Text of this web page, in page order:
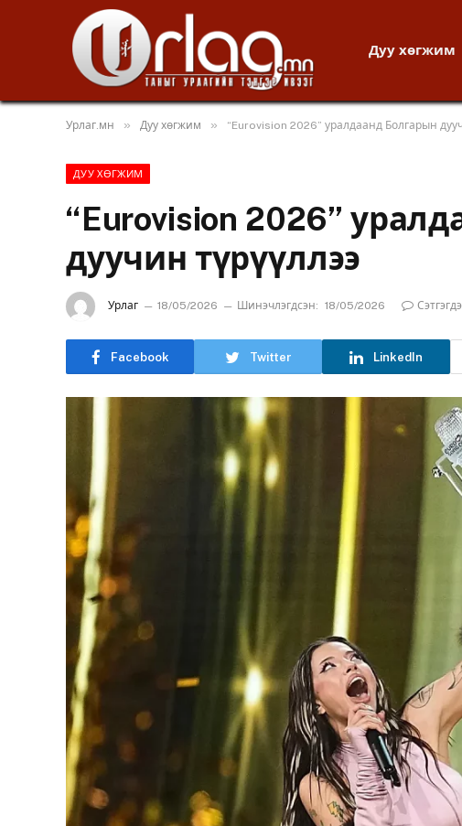
Дуу хөгжим
Урлаг.мн » Дуу хөгжим » “Eurovision 2026” уралдаанд Болгарын
ДУУ ХӨГЖИМ
“Eurovision 2026”
дуучин түрүүллээ
Урлаг 18/05/2026 Шинэчлэгдсэн: 18/05/2026
Facebook Twitter LinkedIn